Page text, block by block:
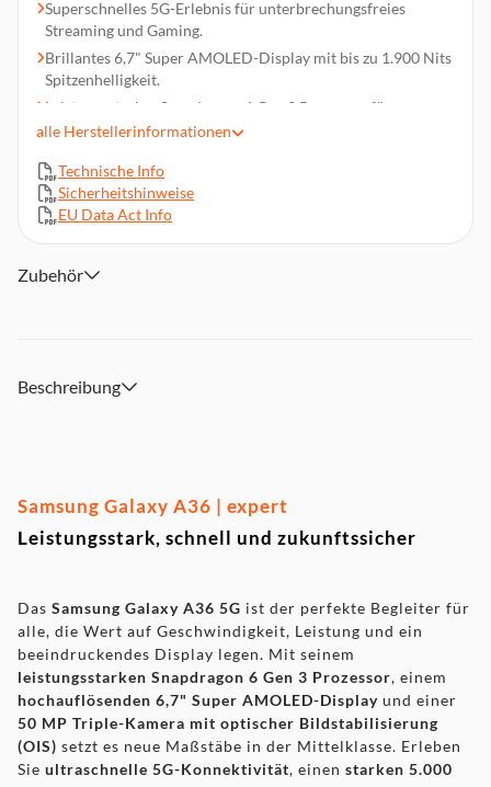
Superschnelles 5G-Erlebnis für unterbrechungsfreies
Streaming und Gaming.
Brillantes 6,7" Super AMOLED-Display mit bis zu 1.900 Nits
Spitzenhelligkeit.
Leistungsstarker Snapdragon 6 Gen 3 Prozessor für
reibungsloses Multitasking.
gestochen scharfe Aufnahmen.
5.000 mAh Akku mit 45 W Schnellladen - mehr Energie,
weniger Wartezeit.
Dolby Atmos-Sound & Stereo-Lautsprecher für ein
Android 15 & One UI 7 mit intuitiven Funktionen und
smarte Bixby-Spracherkennung.
alle Herstellerinformationen
Technische Info
Sicherheitshinweise
EU Data Act Info
Zubehör
Beschreibung
Samsung Galaxy A36 | expert
Leistungsstark, schnell und zukunftssicher
Das Samsung Galaxy A36 5G ist der perfekte Begleiter für
alle, die Wert auf Geschwindigkeit, Leistung und ein
beeindruckendes Display legen. Mit seinem
leistungsstarken Snapdragon 6 Gen 3 Prozessor, einem
hochauflösenden 6,7" Super AMOLED-Display und einer
50 MP Triple-Kamera mit optischer Bildstabilisierung
(OIS) setzt es neue Maßstäbe in der Mittelklasse. Erleben
Sie ultraschnelle 5G-Konnektivität, einen starken 5.000